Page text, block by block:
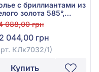
с бриллиантами из
золота 585°,
0,23ct, арт.
1
088,00 грн
044,00 грн
КЛк7032/1)
Купить